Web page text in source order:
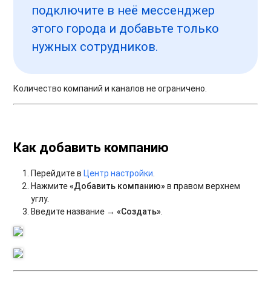
подключите в неё мессенджер
этого города и добавьте только
нужных сотрудников.
Количество компаний и каналов не ограничено.
Как добавить компанию
Перейдите в Центр настройки.
Нажмите«Добавить компанию» в правом верхнем
углу.
Введите название →«Создать».